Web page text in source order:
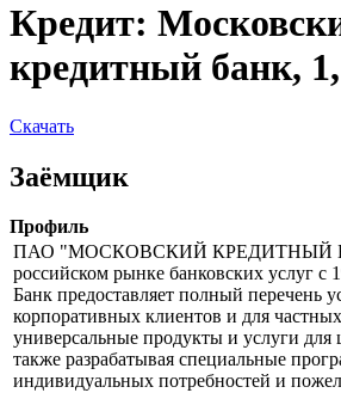
Кредит:
кредитный банк,
Скачать
Заёмщик
Профиль
ПАО "МОСКОВСКИЙ КРЕДИТНЫЙ
российском рынке банковских услуг с
Банк предоставляет полный перечень
корпоративных клиентов и для
универсальные продукты и услуги для
также разрабатывая специальные
индивидуальных потребностей и